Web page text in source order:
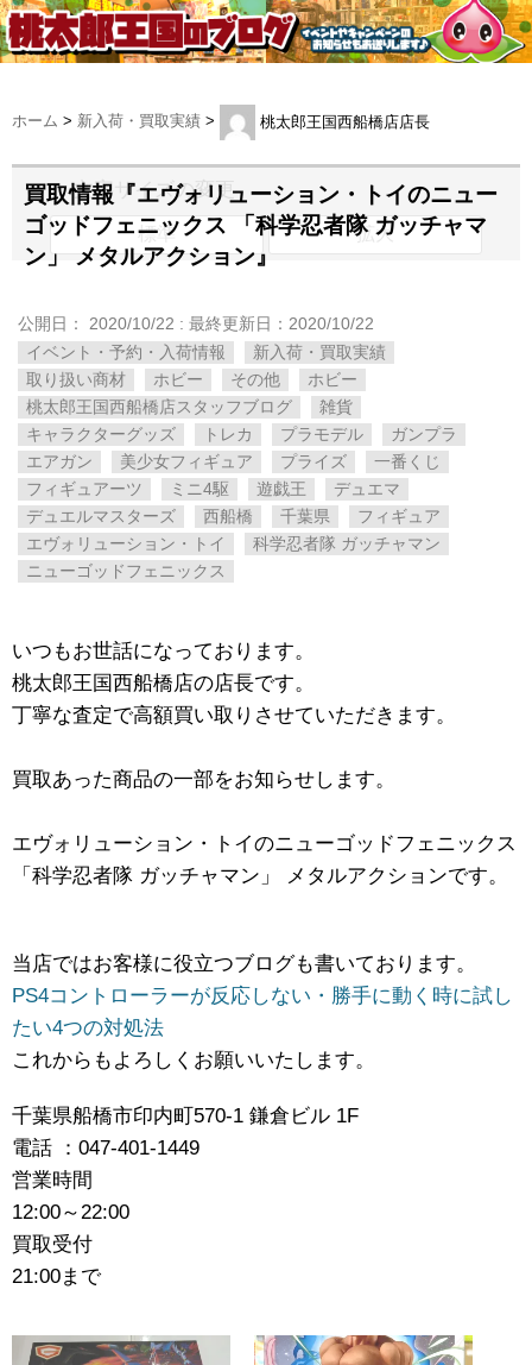
ホーム > 新入荷・買取実績 > 桃太郎王国西船橋店店長
文字サイズの変更
標準 拡大
買取情報『エヴォリューション・トイのニュー
ゴッドフェニックス ​「科学忍者隊 ​ガッチャマ
ン」 ​メタルアクション』
公開日： 2020/10/22 : 最終更新日：2020/10/22
イベント・予約・入荷情報
新入荷・買取実績
取り扱い商材
ホビー その他
ホビー
桃太郎王国西船橋店スタッフブログ
雑貨
キャラクターグッズ
トレカ プラモデル
ガンプラ
エアガン
美少女フィギュア プライズ
一番くじ
フィギュアーツ
ミニ4駆 遊戯王
デュエマ
デュエルマスターズ
西船橋 千葉県
フィギュア
エヴォリューション・トイ
科学忍者隊 ​ガッチャマン
ニューゴッドフェニックス
いつもお世話になっております。
桃太郎王国西船橋店の店長です。
丁寧な査定で高額買い取りさせていただきます。
買取あった商品の一部をお知らせします。
エヴォリューション・トイのニューゴッドフェニックス
​「科学忍者隊 ​ガッチャマン」 ​メタルアクションです。
当店ではお客様に役立つブログも書いております。
PS4コントローラーが反応しない・勝手に動く時に試し
たい4つの対処法
これからもよろしくお願いいたします。
千葉県船橋市印内町570-1 鎌倉ビル 1F
電話 ：047-401-1449
営業時間
12:00～22:00
買取受付
21:00まで